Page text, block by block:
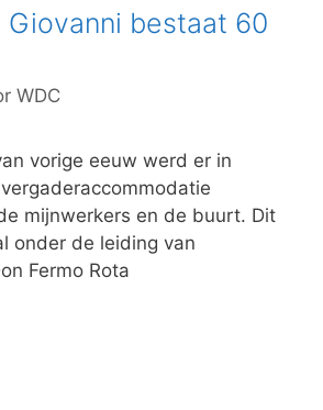
Giovanni bestaat 60
WDC
vorige eeuw werd er in
mijnwerkers en de buurt. Dit
onder de leiding van
Fermo Rota